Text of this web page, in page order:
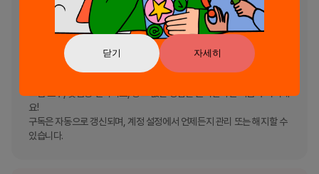
닫기 자세히
과 올인원 오프라인 지도를 즐겨보세요!
세부 보기 지도와 직관적인 그리드를 통해 명확한 경로 안내 제공. GPS
기능으로 안전하게 주변을 탐험하세요.
기본 앱 기능은 무료지만, 구독을 통해 프리미엄 기능과 혜택을 이용할 수
요!
구독은 자동으로 갱신되며, 계정 설정에서 언제든지 관리 또는 해지할 수
있습니다.